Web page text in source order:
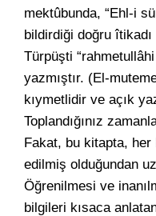
mektûbunda, “Ehl-i
bildirdiği doğru
Türpüşti
yazmıştır. (El-
kıymetlidir ve açık
Toplandığınız
Fakat, bu kitapta,
edilmiş olduğundan
Öğrenilmesi ve
bilgileri kısaca